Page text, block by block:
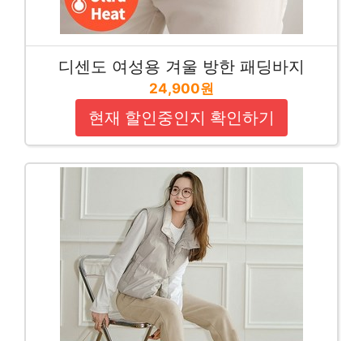
디센도 여성용 겨울 방한 패딩바지
24,900원
현재 할인중인지 확인하기